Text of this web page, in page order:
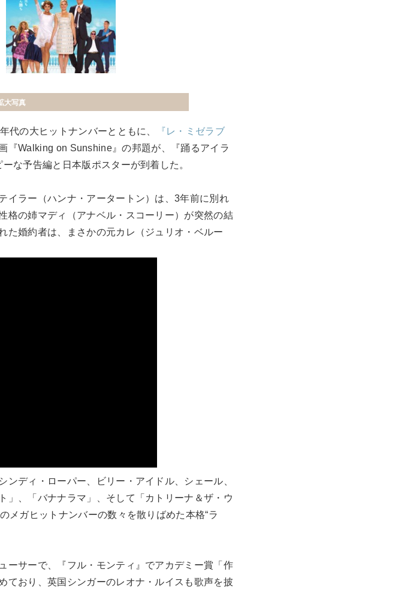
大写真
代の大ヒットナンバーとともに、
『レ・ミゼラブ
『Walking on Sunshine』の邦題が、『踊るアイラ
な予告編と日本版ポスターが到着した。
イラー（ハンナ・アータートン）は、3年前に別れ
格の姉マディ（アナベル・スコーリー）が突然の結
た婚約者は、まさかの元カレ（ジュリオ・ベルー
ディ・ローパー、ビリー・アイドル、シェール、
」、「バナナラマ」、そして「カトリーナ＆ザ・ウ
メガヒットナンバーの数々を散りばめた本格“ラ
ーサーで、『フル・モンティ』でアカデミー賞「作
ており、英国シンガーのレオナ・ルイスも歌声を披